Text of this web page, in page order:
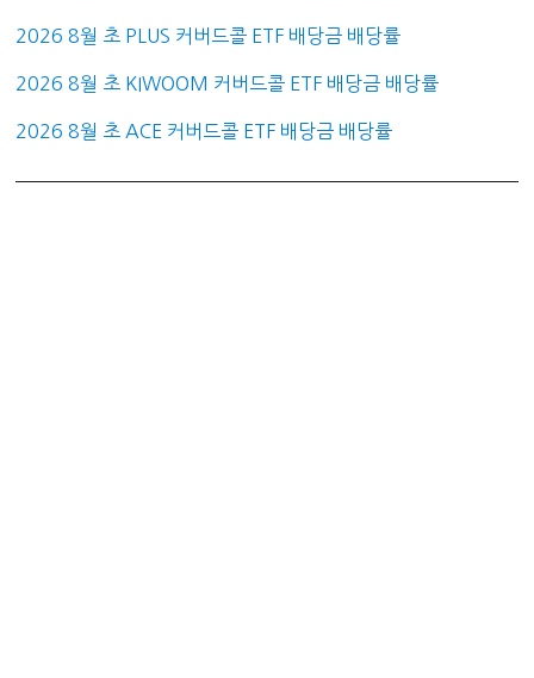
2026 8월 초 PLUS 커버드콜 ETF 배당금 배당률
2026 8월 초 KIWOOM 커버드콜 ETF 배당금 배당률
2026 8월 초 ACE 커버드콜 ETF 배당금 배당률